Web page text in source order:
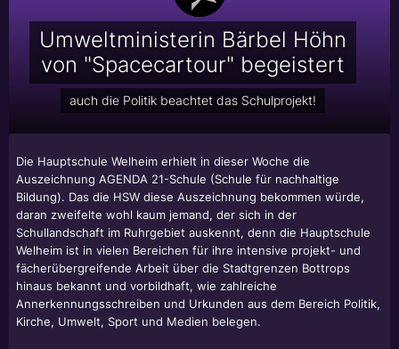
Umweltministerin Bärbel Höhn
von "Spacecartour" begeistert
auch die Politik beachtet das Schulprojekt!
Die Hauptschule Welheim erhielt in dieser Woche die
Auszeichnung AGENDA 21-Schule (Schule für nachhaltige
Bildung). Das die HSW diese Auszeichnung bekommen würde,
daran zweifelte wohl kaum jemand, der sich in der
Schullandschaft im Ruhrgebiet auskennt, denn die Hauptschule
Welheim ist in vielen Bereichen für ihre intensive projekt- und
fächerübergreifende Arbeit über die Stadtgrenzen Bottrops
hinaus bekannt und vorbildhaft, wie zahlreiche
Annerkennungsschreiben und Urkunden aus dem Bereich Politik,
Kirche, Umwelt, Sport und Medien belegen.